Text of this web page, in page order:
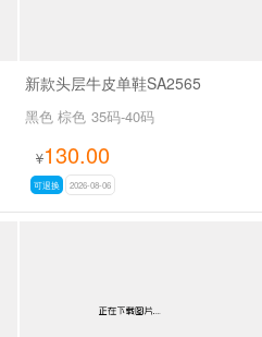
新款头层牛皮单鞋SA2565
黑色 棕色 35码-40码
¥130.00
可退换 2026-08-06